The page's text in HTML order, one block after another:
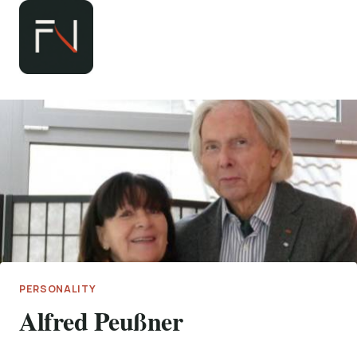
Zum
springen
PERSONALITY
Alfred Peußner